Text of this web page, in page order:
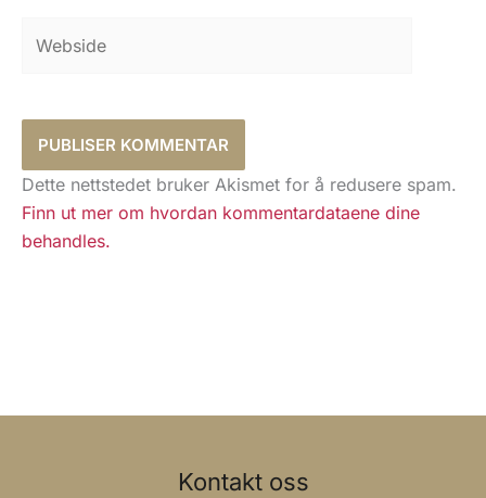
Dette nettstedet bruker Akismet for å redusere spam.
Finn ut mer om hvordan kommentardataene dine
behandles.
Kontakt oss